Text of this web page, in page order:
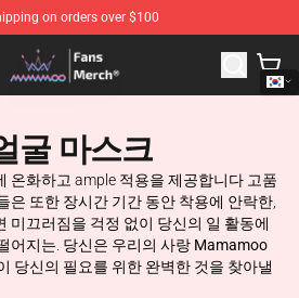
on orders over $100
Official Mamamoo Merchandise Shop
굴 마스크
온화하고 ample 적용을 제공합니다 고품
은 또한 장시간 기간 동안 착용에 안락한,
미끄러짐을 걱정 없이 당신의 일 활동에
어지는. 당신은 우리의 사랑 Mamamoo
당신의 필요를 위한 완벽한 것을 찾아낼